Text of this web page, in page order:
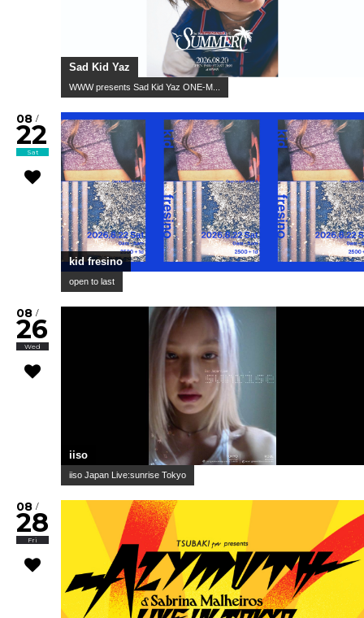
Sad Kid Yaz
WWW presents Sad Kid Yaz ONE-M...
08 /
22
Sat
kid fresino
open to last
08 /
26
Wed
iiso
iiso Japan Live:sunrise Tokyo
08 /
28
Fri